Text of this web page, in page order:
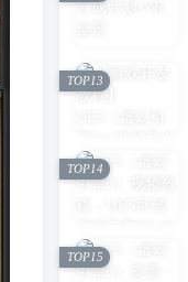
TOP13
TOP14
TOP15